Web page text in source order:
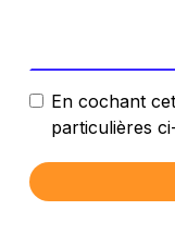
En cochant
particulières